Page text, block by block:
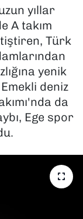
yıllar
A takım
Türk
yenik
deniz
da
Ege spor